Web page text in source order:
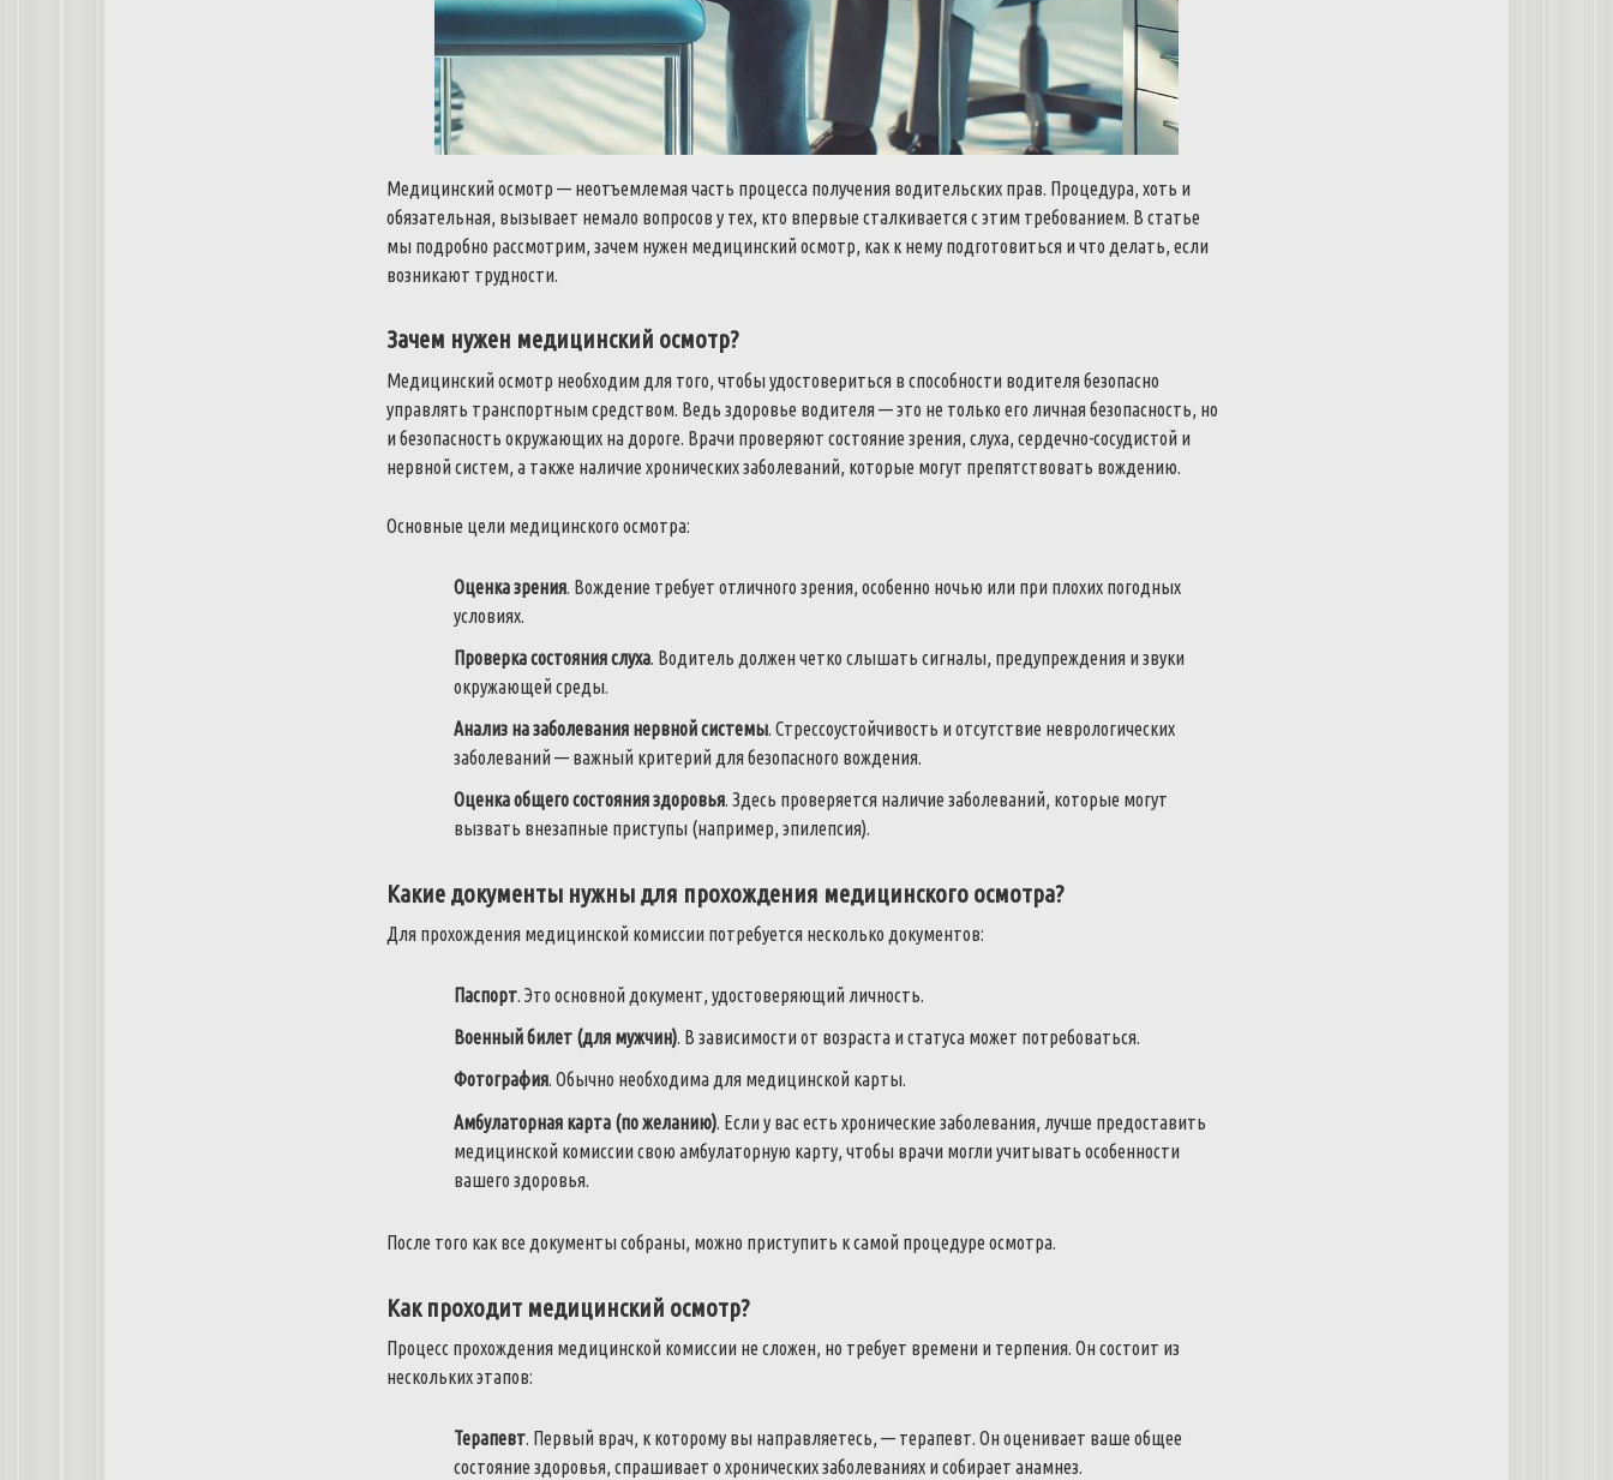
Медицинский осмотр — неотъемлемая часть процесса получения водительских прав. Процедура, хоть и
обязательная, вызывает немало вопросов у тех, кто впервые сталкивается с этим требованием. В статье
мы подробно рассмотрим, зачем нужен медицинский осмотр, как к нему подготовиться и что делать, если
возникают трудности.
Зачем нужен медицинский осмотр?
Медицинский осмотр необходим для того, чтобы удостовериться в способности водителя безопасно
управлять транспортным средством. Ведь здоровье водителя — это не только его личная безопасность, но
и безопасность окружающих на дороге. Врачи проверяют состояние зрения, слуха, сердечно-сосудистой и
нервной систем, а также наличие хронических заболеваний, которые могут препятствовать вождению.
Основные цели медицинского осмотра:
Оценка зрения. Вождение требует отличного зрения, особенно ночью или при плохих погодных
условиях.
Проверка состояния слуха. Водитель должен четко слышать сигналы, предупреждения и звуки
окружающей среды.
Анализ на заболевания нервной системы. Стрессоустойчивость и отсутствие неврологических
заболеваний — важный критерий для безопасного вождения.
Оценка общего состояния здоровья. Здесь проверяется наличие заболеваний, которые могут
вызвать внезапные приступы (например, эпилепсия).
Какие документы нужны для прохождения медицинского осмотра?
Для прохождения медицинской комиссии потребуется несколько документов:
Паспорт. Это основной документ, удостоверяющий личность.
Военный билет (для мужчин). В зависимости от возраста и статуса может потребоваться.
Фотография. Обычно необходима для медицинской карты.
Амбулаторная карта (по желанию). Если у вас есть хронические заболевания, лучше предоставить
медицинской комиссии свою амбулаторную карту, чтобы врачи могли учитывать особенности
вашего здоровья.
После того как все документы собраны, можно приступить к самой процедуре осмотра.
Как проходит медицинский осмотр?
Процесс прохождения медицинской комиссии не сложен, но требует времени и терпения. Он состоит из
нескольких этапов:
Терапевт. Первый врач, к которому вы направляетесь, — терапевт. Он оценивает ваше общее
состояние здоровья, спрашивает о хронических заболеваниях и собирает анамнез.